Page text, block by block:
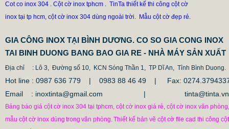
Cot co inox 304 . Cột cờ inox tphcm . TinTa thiết kế thi công cột cờ
inox tại tp hcm, cột cờ inox 304 dùng ngoài trời. Mẫu cột cờ đẹp rẻ.
GIA CÔNG INOX TẠI BÌNH DƯƠNG. CO SO GIA CONG INOX
TAI BINH DUONG BANG BAO GIA RE - NHÀ MÁY SẢN XUẤT
Địa chỉ : Lô 3, Đường số 10, KCN Sóng Thần 1, TP Dĩ An, Tỉnh Bình Duong.
Hot line : 0987 636 779 | 0983 88 46 49 |
Fax:
Email : inoxtinta@gmail.com | tinta@tinta.vn
Bảng báo giá cột cờ inox 304 tại tphcm, cột cờ inox giá rẻ, cột cờ inox văn phòng,
mẫu cột cờ inox dùng trong văn phòng.Thiết kế bản vẽ cột cờ file cad thi công cột